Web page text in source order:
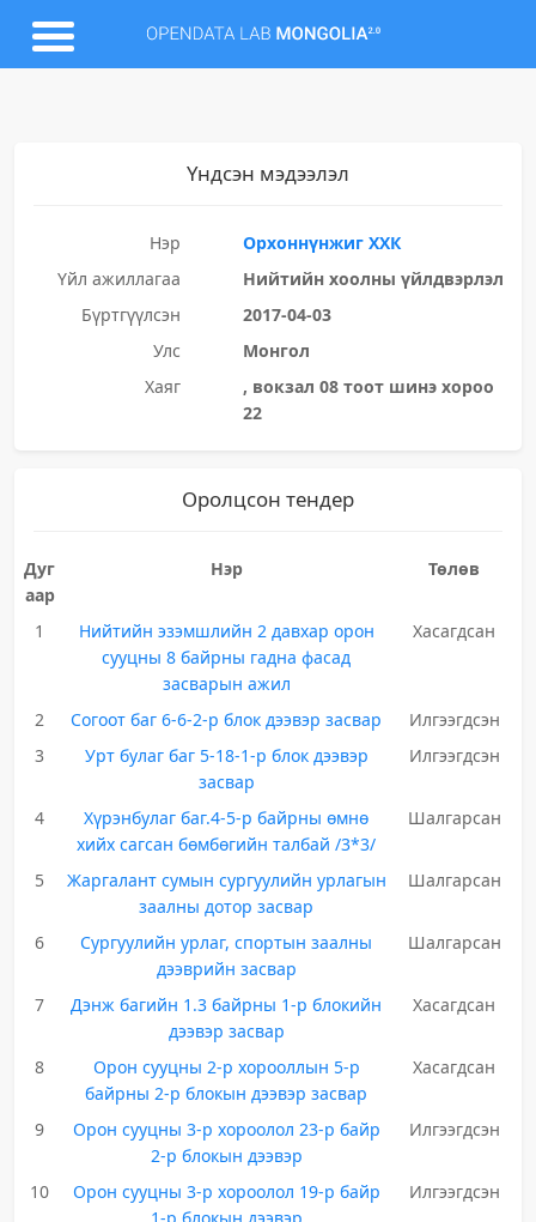
Үндсэн мэдээлэл
Нэр
Орхоннүнжиг ХХК
Үйл ажиллагаа
Нийтийн хоолны үйлдвэрлэл
Бүртгүүлсэн
2017-04-03
Улс
Монгол
Хаяг
, вокзал 08 тоот шинэ хороо
22
Оролцсон тендер
Дуг
аар
Нэр Төлөв
1
Нийтийн эзэмшлийн 2 давхар орон
сууцны 8 байрны гадна фасад
засварын ажил
Хасагдсан
2 Согоот баг 6-6-2-р блок дээвэр засвар
Илгээгдсэн
3
Урт булаг баг 5-18-1-р блок дээвэр
засвар
Илгээгдсэн
4
Хүрэнбулаг баг.4-5-р байрны өмнө
хийх сагсан бөмбөгийн талбай /3*3/
Шалгарсан
5
Жаргалант сумын сургуулийн урлагын
заалны дотор засвар
Шалгарсан
6
Сургуулийн урлаг, спортын заалны
дээврийн засвар
Шалгарсан
7
Дэнж багийн 1.3 байрны 1-р блокийн
дээвэр засвар
Хасагдсан
8
Орон сууцны 2-р хорооллын 5-р
байрны 2-р блокын дээвэр засвар
Хасагдсан
9
Орон сууцны 3-р хороолол 23-р байр
2-р блокын дээвэр
Илгээгдсэн
10
Орон сууцны 3-р хороолол 19-р байр
Илгээгдсэн